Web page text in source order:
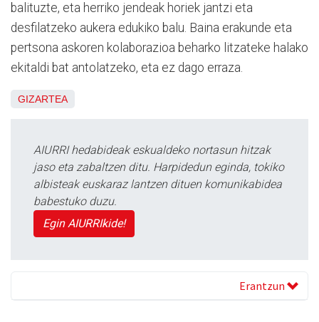
balituzte, eta herriko jendeak horiek jantzi eta
desfilatzeko aukera edukiko balu. Baina erakunde eta
pertsona askoren kolaborazioa beharko litzateke halako
ekitaldi bat antolatzeko, eta ez dago erraza.
GIZARTEA
AIURRI hedabideak eskualdeko nortasun hitzak
jaso eta zabaltzen ditu. Harpidedun eginda, tokiko
albisteak euskaraz lantzen dituen komunikabidea
babestuko duzu.
Egin AIURRIkide!
Erantzun